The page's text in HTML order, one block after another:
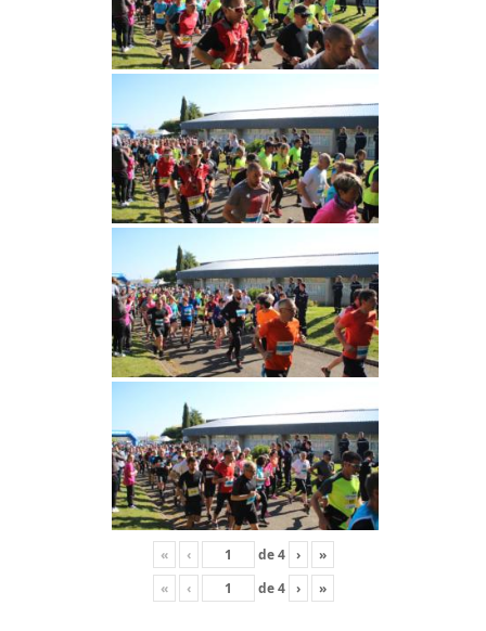
« ‹ de4 ›
»
«
‹ de4 › »